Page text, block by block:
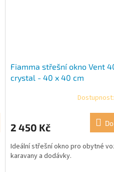
Fiamma střešní okno Vent
crystal - 40 x 40 cm
2 450 Kč
Ideální střešní okno pro obytné
karavany a dodávky.